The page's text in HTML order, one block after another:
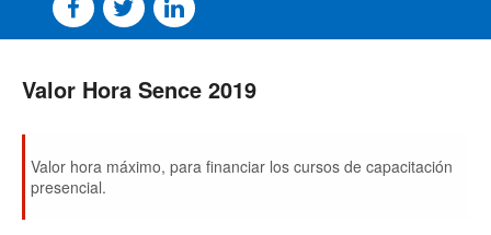
Valor Hora Sence 2019
Valor hora máximo, para financiar los cursos de capacitación
presencial.